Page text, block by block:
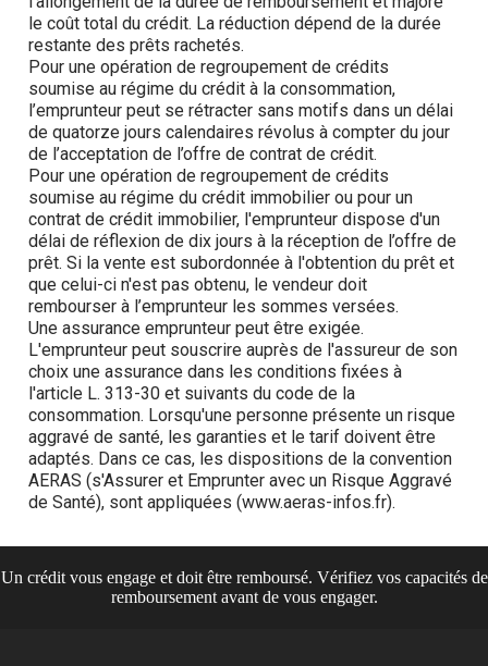
Un crédit vous engage et doit être remboursé. Vérifiez vos capacités de
remboursement avant de vous engager.